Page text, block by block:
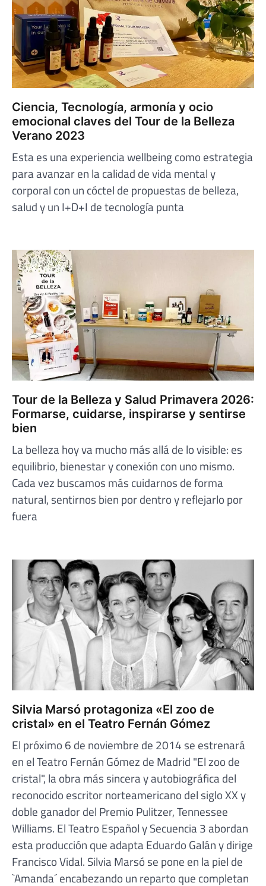
Ciencia, Tecnología, armonía y ocio
emocional claves del Tour de la Belleza
Verano 2023
Esta es una experiencia wellbeing como estrategia
para avanzar en la calidad de vida mental y
corporal con un cóctel de propuestas de belleza,
salud y un I+D+I de tecnología punta
Tour de la Belleza y Salud Primavera 2026:
Formarse, cuidarse, inspirarse y sentirse
bien
La belleza hoy va mucho más allá de lo visible: es
equilibrio, bienestar y conexión con uno mismo.
Cada vez buscamos más cuidarnos de forma
natural, sentirnos bien por dentro y reflejarlo por
fuera
Silvia Marsó protagoniza «El zoo de
cristal» en el Teatro Fernán Gómez
El próximo 6 de noviembre de 2014 se estrenará
en el Teatro Fernán Gómez de Madrid "El zoo de
cristal", la obra más sincera y autobiográfica del
reconocido escritor norteamericano del siglo XX y
doble ganador del Premio Pulitzer, Tennessee
Williams. El Teatro Español y Secuencia 3 abordan
esta producción que adapta Eduardo Galán y dirige
Francisco Vidal. Silvia Marsó se pone en la piel de
`Amanda´ encabezando un reparto que completan